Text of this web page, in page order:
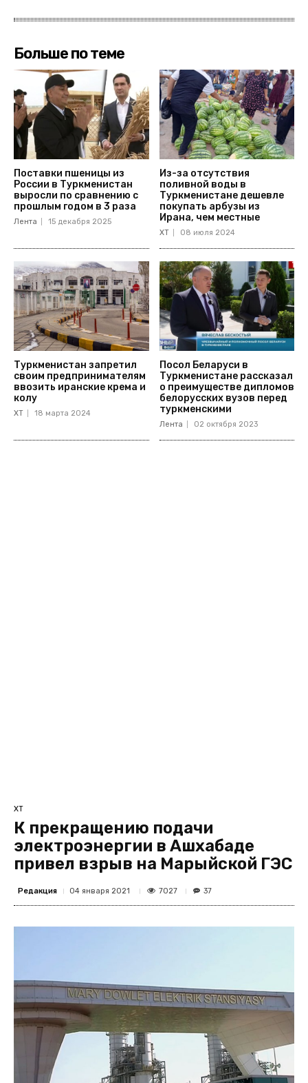
Больше по теме
Поставки пшеницы из
России в Туркменистан
выросли по сравнению с
прошлым годом в 3 раза
Лента 15 декабря 2025
Из-за отсутствия
поливной воды в
Туркменистане дешевле
покупать арбузы из
Ирана, чем местные
ХТ 08 июля 2024
Туркменистан запретил
своим предпринимателям
ввозить иранские крема и
колу
ХТ 18 марта 2024
Посол Беларуси в
Туркменистане рассказал
о преимуществе дипломов
белорусских вузов перед
туркменскими
Лента 02 октября 2023